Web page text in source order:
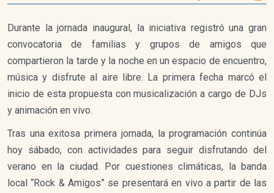
Durante la jornada inaugural, la iniciativa registró una gran
convocatoria de familias y grupos de amigos que
compartieron la tarde y la noche en un espacio de encuentro,
música y disfrute al aire libre. La primera fecha marcó el
inicio de esta propuesta con musicalización a cargo de DJs
y animación en vivo.
Tras una exitosa primera jornada, la programación continúa
hoy sábado, con actividades para seguir disfrutando del
verano en la ciudad. Por cuestiones climáticas, la banda
local “Rock & Amigos” se presentará en vivo a partir de las